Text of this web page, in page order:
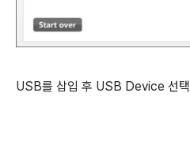
USB를 삽입 후 USB Device 선택